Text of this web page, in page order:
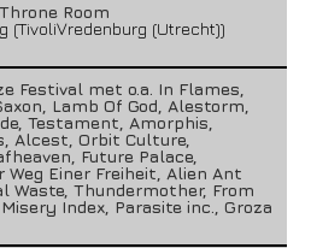
Room
(TivoliVredenburg (Utrecht))
Festival met o.a. In Flames,
Lamb Of God, Alestorm,
Testament, Amorphis,
Alcest, Orbit Culture,
Future Palace,
Weg Einer Freiheit, Alien Ant
Waste, Thundermother, From
Index, Parasite inc., Groza